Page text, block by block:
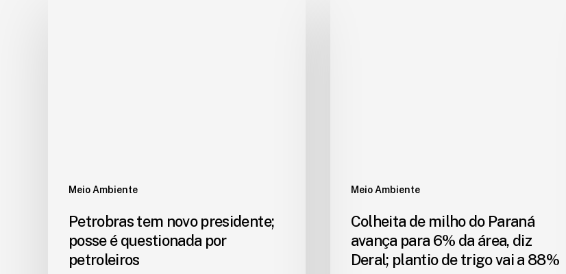
Meio Ambiente
Petrobras tem novo presidente;
posse é questionada por
petroleiros
Meio Ambiente
Colheita de milho do Paraná
avança para 6% da área, diz
Deral; plantio de trigo vai a 88%